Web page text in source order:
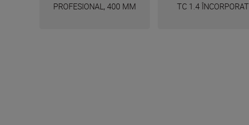
PROFESIONAL, 400 MM TC 1.4 ÎNCORPORAT